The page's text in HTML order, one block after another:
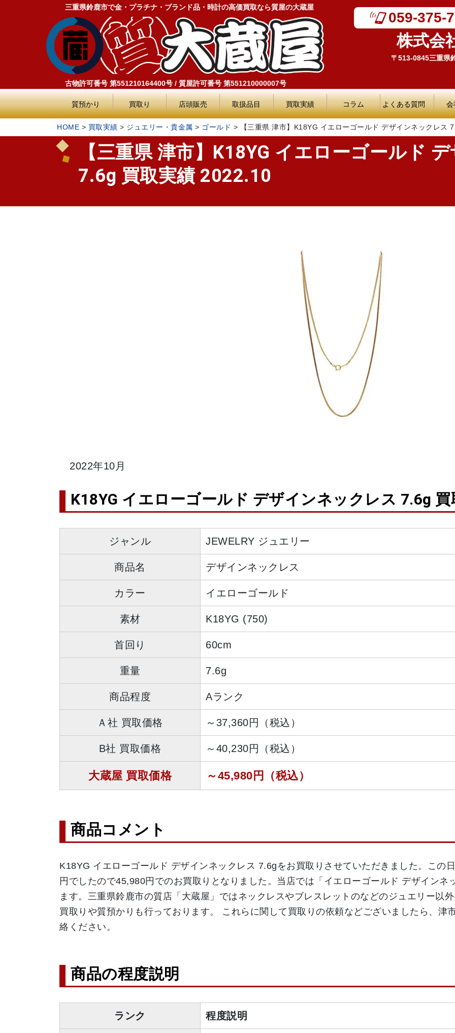
三重県鈴鹿市で金・プラチナ・ブランド品・時計の高価買取なら質屋の大蔵屋
古物許可番号 第551210164400号 / 質屋許可番号 第551210000007号
059-375-
株式会
〒513-0845三重県
質預かり 買取り 店頭販売 取扱品目 買取実績 コラム よくある質問 会
HOME > 買取実績 > ジュエリー・貴金属 > ゴールド > 【三重県 津市】K18YG イエローゴールド デザインネックレス
【三重県 津市】K18YG イエローゴールド
7.6g 買取実績 2022.10
2022年10月
K18YG イエローゴールド デザインネックレス 7.6g 買
ジャンル JEWELRY ジュエリー
商品名 デザインネックレス
カラー イエローゴールド
素材 K18YG (750)
首回り 60cm
重量 7.6g
商品程度 Aランク
Ａ社 買取価格 ～37,360円（税込）
B社 買取価格 ～40,230円（税込）
大蔵屋 買取価格 ～45,980円（税込）
商品コメント
K18YG イエローゴールド デザインネックレス 7.6gをお買取りさせていただきました。この
円でしたので45,980円でのお買取りとなりました。当店では「イエローゴールド デザインネ
ます。三重県鈴鹿市の質店「大蔵屋」ではネックレスやブレスレットのなどのジュエリー以
買取りや質預かりも行っております。 これらに関して買取りの依頼などございましたら、津
絡ください。
商品の程度説明
ランク 程度説明